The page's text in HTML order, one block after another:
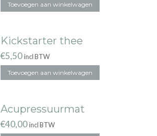
Toevoegen aan winkelwagen
Kickstarter thee
€5,50incl BTW
Toevoegen aan winkelwagen
Acupressuurmat
€40,00incl BTW